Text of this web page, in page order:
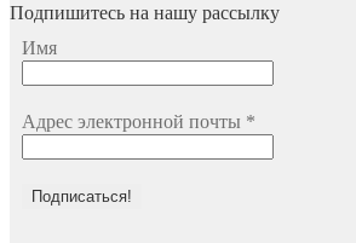
Подпишитесь на нашу рассылку
Имя
Адрес электронной почты *